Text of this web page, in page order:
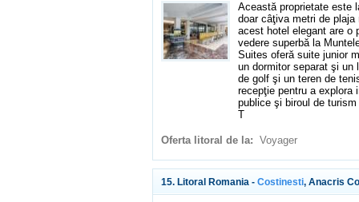
Această proprietate este
doar câţiva metri de
acest hotel elegant are o
vedere superbă la
Suites oferă suite junior
un dormitor separat şi un
de golf şi un teren de
recepţie pentru a explora
publice şi biroul de
T
Oferta litoral de la: Voyager
15. Litoral Romania - Costinesti, Anacris